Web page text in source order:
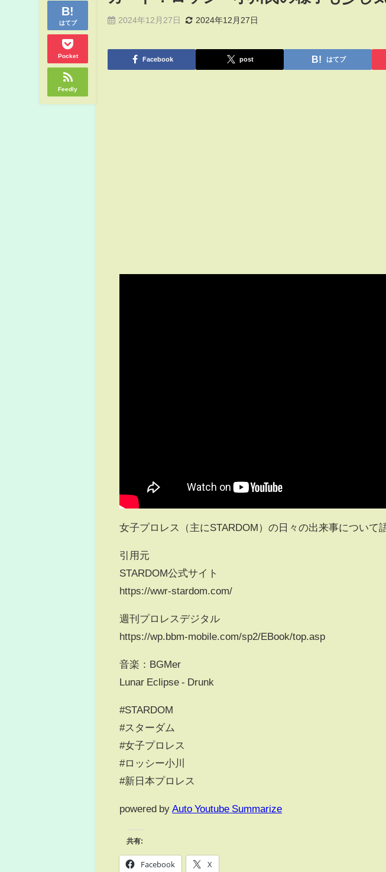
はてブ
Pocket
Feedly
2024年12月27日 2024年12月27日
Facebook post はてブ
女子プロレス（主にSTARDOM）の日々の出来事について
引用元
STARDOM公式サイト
https://wwr-stardom.com/
週刊プロレスデジタル
https://wp.bbm-mobile.com/sp2/EBook/top.asp
音楽：BGMer
Lunar Eclipse - Drunk
#STARDOM
#スターダム
#女子プロレス
#ロッシー小川
#新日本プロレス
powered by Auto Youtube Summarize
共有:
Facebook X